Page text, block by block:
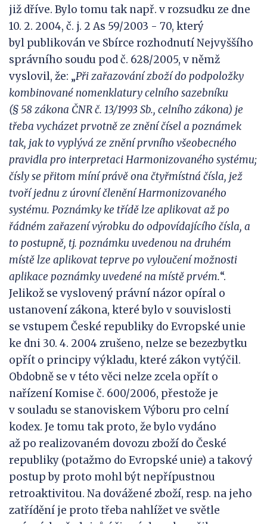
již dříve. Bylo tomu tak např. v rozsudku ze dne
10. 2. 2004, č. j. 2 As 59/2003 - 70, který
byl publikován ve Sbírce rozhodnutí Nejvyššího
správního soudu pod č. 628/2005, v němž
vyslovil, že: „Při zařazování zboží do podpoložky
kombinované nomenklatury celního sazebníku
(§58zákona ČNR č. 13/1993 Sb., celního zákona) je
třeba vycházet prvotně ze znění čísel a poznámek
tak, jak to vyplývá ze znění prvního všeobecného
pravidla pro interpretaci Harmonizovaného systému;
čísly se přitom míní právě ona čtyřmístná čísla, jež
tvoří jednu z úrovní členění Harmonizovaného
systému. Poznámky ke třídě lze aplikovat až po
řádném zařazení výrobku do odpovídajícího čísla, a
to postupně, tj. poznámku uvedenou na druhém
místě lze aplikovat teprve po vyloučení možnosti
aplikace poznámky uvedené na místě prvém.“.
Jelikož se vyslovený právní názor opíral o
ustanovení zákona, které bylo v souvislosti
se vstupem České republiky do Evropské unie
ke dni 30. 4. 2004 zrušeno, nelze se bezezbytku
opřít o principy výkladu, které zákon vytýčil.
Obdobně se v této věci nelze zcela opřít o
nařízení Komise č. 600/2006, přestože je
v souladu se stanoviskem Výboru pro celní
kodex. Je tomu tak proto, že bylo vydáno
až po realizovaném dovozu zboží do České
republiky (potažmo do Evropské unie) a takový
postup by proto mohl být nepřípustnou
retroaktivitou. Na dovážené zboží, resp. na jeho
zatřídění je proto třeba nahlížet ve světle